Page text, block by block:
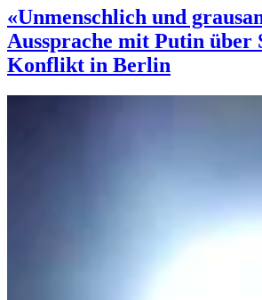
«Unmenschlich und
Aussprache mit Putin über
Konflikt in Berlin